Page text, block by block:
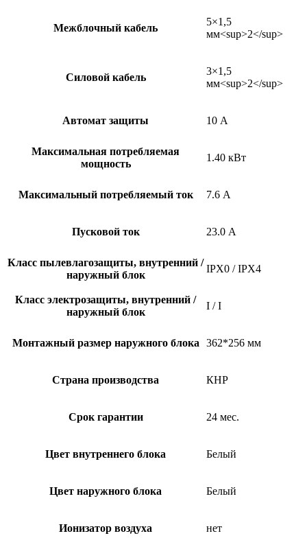
Межблочный кабель
5×1,5
мм<sup>2</sup>
Силовой кабель
3×1,5
мм<sup>2</sup>
Автомат защиты 10 А
Максимальная потребляемая
мощность
1.40 кВт
Максимальный потребляемый ток 7.6 А
Пусковой ток 23.0 А
Класс пылевлагозащиты, внутренний /
наружный блок
IPX0 / IPX4
Класс электрозащиты, внутренний /
наружный блок
I / I
Монтажный размер наружного блока 362*256 мм
Страна производства КНР
Срок гарантии 24 мес.
Цвет внутреннего блока Белый
Цвет наружного блока Белый
Ионизатор воздуха нет